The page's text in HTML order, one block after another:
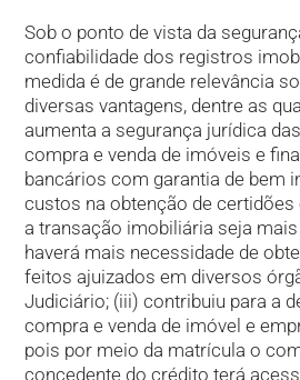
Sob o ponto de vista da
confiabilidade dos registros
medida é de grande relevância
diversas vantagens, dentre as
aumenta a segurança jurídica
compra e venda de imóveis e
bancários com garantia de bem
custos na obtenção de certidões
a transação imobiliária seja
haverá mais necessidade de
feitos ajuizados em diversos
Judiciário; (iii) contribuiu para a
compra e venda de imóvel e
pois por meio da matrícula o
concedente do crédito terá